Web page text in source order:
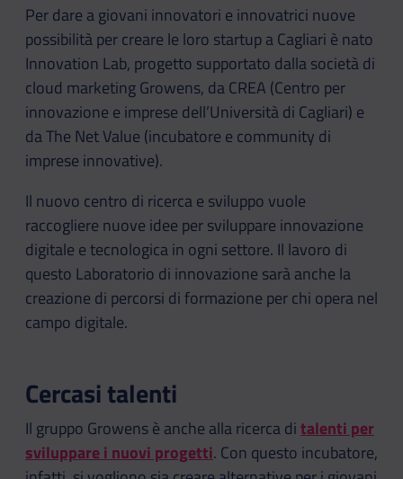
Per dare a giovani innovatori e innovatrici nuove
possibilità per creare le loro startup a Cagliari è nato
Innovation Lab, progetto supportato dalla società di
cloud marketing Growens, da CREA (Centro per
innovazione e imprese dell’Università di Cagliari) e
da The Net Value (incubatore e community di
imprese innovative).
Il nuovo centro di ricerca e sviluppo vuole
raccogliere nuove idee per sviluppare innovazione
digitale e tecnologica in ogni settore. Il lavoro di
questo Laboratorio di innovazione sarà anche la
creazione di percorsi di formazione per chi opera nel
campo digitale.
Cercasi talenti
Il gruppo Growens è anche alla ricerca ditalenti per
sviluppare i nuovi progetti. Con questo incubatore,